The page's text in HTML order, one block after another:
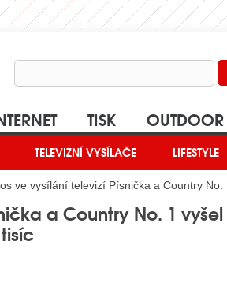
TELEVIZNÍ VYSÍLAČE LIFESTYLE
TISK OUTDOOR
ve vysílání televizí Písnička a Country
a Country No. 1 vyšel